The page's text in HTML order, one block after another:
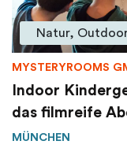
Natur,
MYSTERYROOMS
Indoor
das filmreife
MÜNCHEN